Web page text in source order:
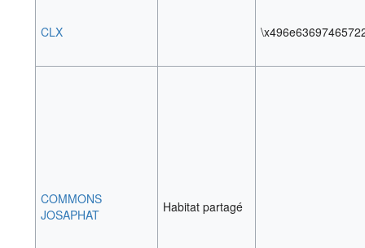
CLX
COMMONS
JOSAPHAT
Habitat partagé